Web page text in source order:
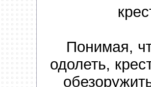
Понимая,
одолеть,